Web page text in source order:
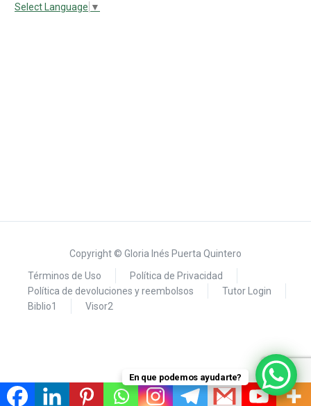
Select Language ▼
Copyright © Gloria Inés Puerta Quintero
Términos de Uso
Política de Privacidad
Política de devoluciones y reembolsos
Tutor Login
Biblio1
Visor2
En que podemos ayudarte?